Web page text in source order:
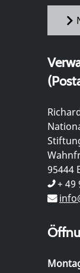
95444
+ 49